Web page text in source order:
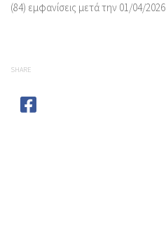
(84) εμφανίσεις μετά την 01/04/2026
SHARE